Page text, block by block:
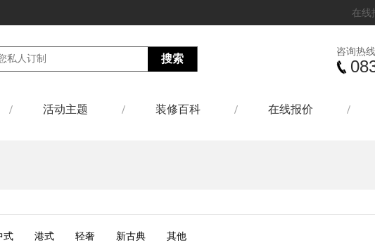
在线
咨询热线
活动主题 装修百科 在线报价
式 港式 轻奢 新古典 其他